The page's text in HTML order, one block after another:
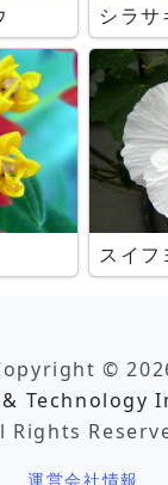
シラサ
スイフ
©
Technology
Rights
運営会社情報